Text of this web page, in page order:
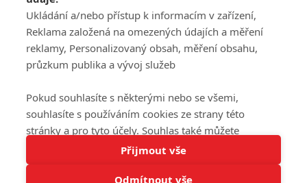
Tato stránka používá soubory cookies.
studio@koncal.com
Ochrana osobních údajů|Zásady používání cookies |Pravidla webu
Upravit nastavení soukromí
© 2016 – 2026 FandimeSerialum.cz / All rights reserved /
Ukládání a/nebo přístup k informacím v zařízení,
Reklama založená na omezených údajích a měření
reklamy, Personalizovaný obsah, měření obsahu,
průzkum publika a vývoj služeb
Pokud souhlasíte s některými nebo se všemi,
souhlasíte s používáním cookies ze strany této
stránky a pro tyto účely. Souhlas také můžete
odmítnout, ale v takovém případě vám na stránce
nebudou k dispozici některé personalizované funkce.
Vaše volby souhlasu se budou vztahovat pouze na
Přijmout vše
Odmítnout vše